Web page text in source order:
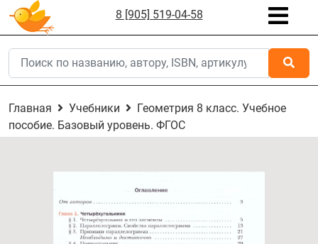
8 [905] 519-04-58
Главная Учебники
Геометрия 8 класс. Учебное
пособие. Базовый уровень. ФГОС